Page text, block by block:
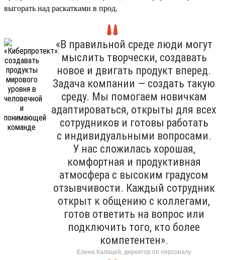
выгорать над раскатками в прод.
«В правильной среде люди могут
мыслить творчески, создавать
новое и двигать продукт вперед.
Задача компании — создать такую
среду. Мы помогаем новичкам
адаптироваться, открыты для всех
сотрудников и готовы работать
с индивидуальными вопросами.
У нас сложилась хорошая,
комфортная и продуктивная
атмосфера с высоким градусом
отзывчивости. Каждый сотрудник
открыт к общению с коллегами,
готов ответить на вопрос или
подключить того, кто более
компетентен».
Елена Калацей, директор по персоналу